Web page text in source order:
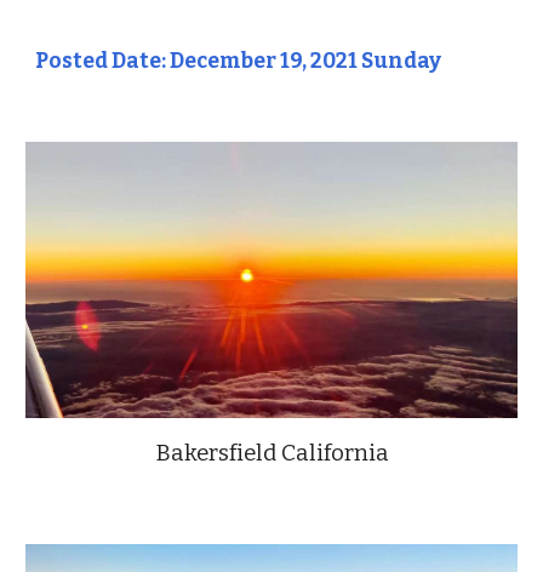
Posted Date: December 19, 2021 Sunday
Bakersfield California